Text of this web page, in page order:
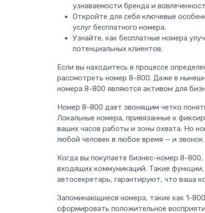
узнаваемости бренда и
Откройте для себя ключевые
услуг бесплатного номера.
Узнайте, как бесплатные номера
потенциальных клиентов.
Если вы находитесь в процессе
рассмотреть номер 8-800. Даже в
номера 8-800 являются активом для
Номер 8-800 дает звонящим четко
Локальные номера, привязанные к
ваших часов работы и зоны охвата. Но
любой человек в любое время — и звонок
Когда вы покупаете бизнес-номер 8-
входящих коммуникаций. Такие
автосекретарь, гарантируют, что ваша
Запоминающиеся номера, такие как 1-
сформировать положительное